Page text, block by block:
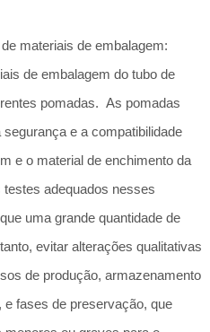
materiais de embalagem:
de embalagem do tubo de
pomadas. As pomadas
e a compatibilidade
e o material de enchimento da
adequados nesses
uma grande quantidade de
evitar alterações qualitativas
de produção, armazenamento
fases de preservação, que